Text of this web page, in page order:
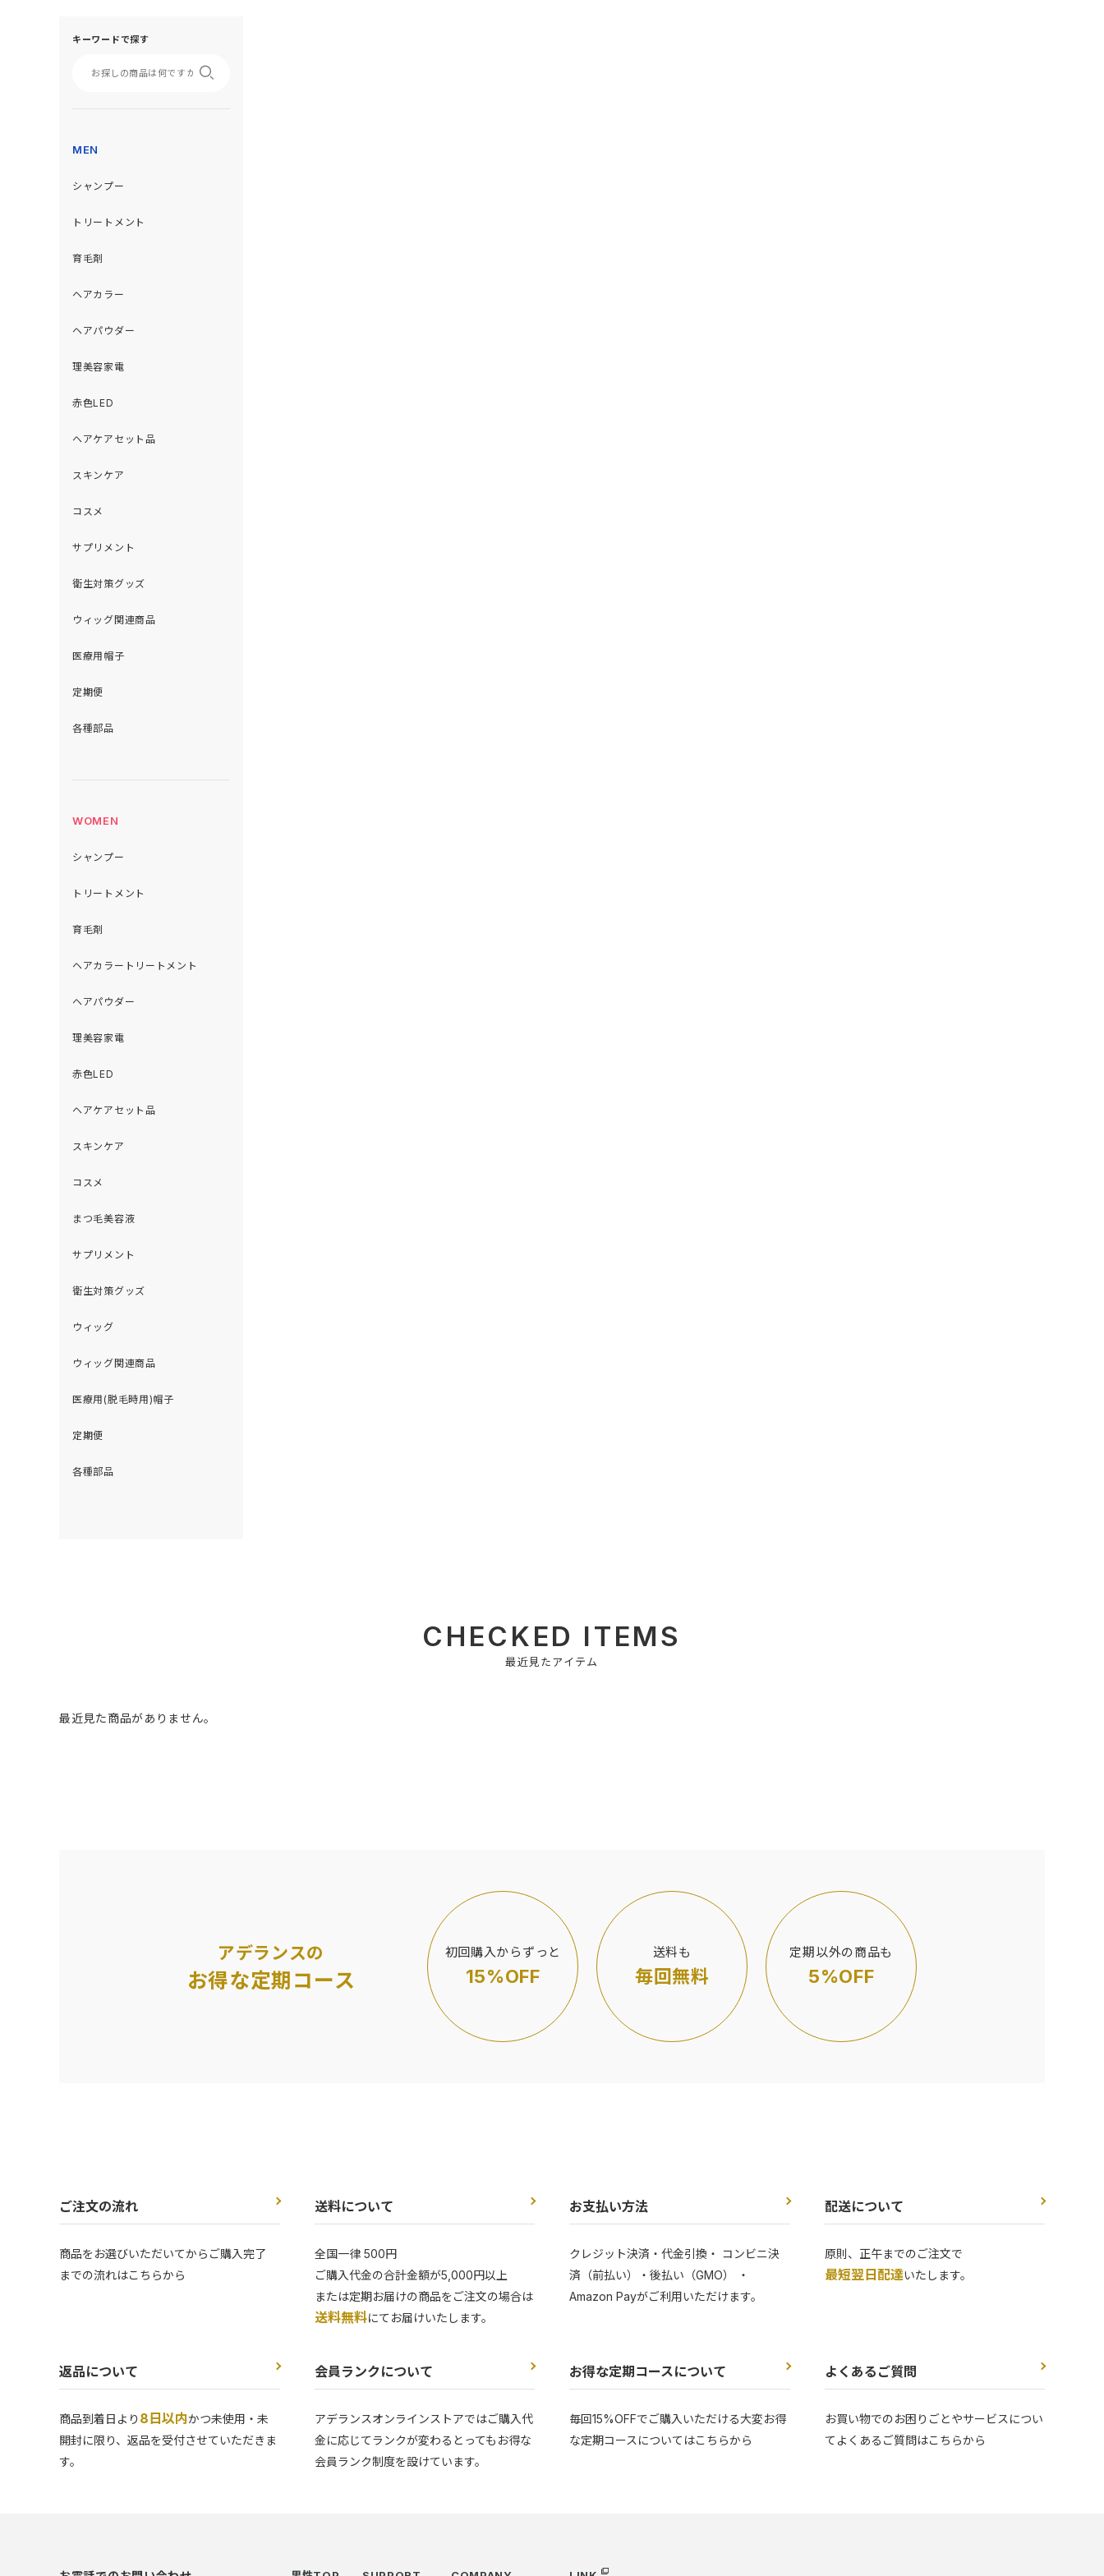
キーワードで探す
MEN
シャンプー
トリートメント
育毛剤
ヘアカラー
ヘアパウダー
理美容家電
赤色LED
ヘアケアセット品
スキンケア
コスメ
サプリメント
衛生対策グッズ
ウィッグ関連商品
医療用帽子
定期便
各種部品
WOMEN
シャンプー
トリートメント
育毛剤
ヘアカラートリートメント
ヘアパウダー
理美容家電
赤色LED
ヘアケアセット品
スキンケア
コスメ
まつ毛美容液
サプリメント
衛生対策グッズ
ウィッグ
ウィッグ関連商品
医療用(脱毛時用)帽子
定期便
各種部品
CHECKED ITEMS
最近見たアイテム
最近見た商品がありません。
アデランスの
お得な定期コース
初回購入からずっと
15%OFF
送料も
毎回無料
定期以外の商品も
5%OFF
ご注文の流れ
商品をお選びいただいてからご購入完了
までの流れはこちらから
送料について
全国一律 500円
ご購入代金の合計金額が5,000円以上
または定期お届けの商品をご注文の場合は
送料無料にてお届けいたします。
お支払い方法
クレジット決済・代金引換・ コンビニ決
済（前払い）・後払い（GMO） ・
Amazon Payがご利用いただけます。
配送について
原則、正午までのご注文で
最短翌日配達いたします。
返品について
商品到着日より 8日以内かつ未使用・未
開封に限り、返品を受付させていただきま
す。
会員ランクについて
アデランスオンラインストアではご購入代
金に応じてランクが変わるとってもお得な
会員ランク制度を設けています。
お得な定期コースについて
毎回15%OFFでご購入いただける大変お得
な定期コースについてはこちらから
よくあるご質問
お買い物でのお困りごとやサービスについ
てよくあるご質問はこちらから